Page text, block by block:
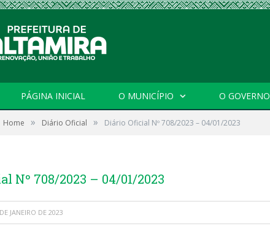
PÁGINA INICIAL O MUNICÍPIO O GOVERNO
Home » Diário Oficial » Diário Oficial Nº 708/2023 – 04/01/2023
Nº 708/2023 – 04/01/2023
JANEIRO DE 2023